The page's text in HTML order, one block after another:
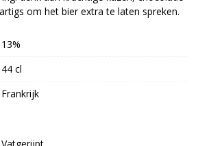
om het bier extra te laten spreken.
13%
44 cl
Frankrijk